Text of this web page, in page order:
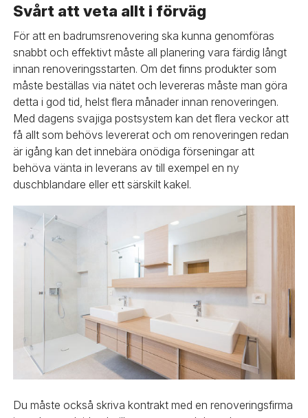
Svårt att veta allt i förväg
För att en badrumsrenovering ska kunna genomföras
snabbt och effektivt måste all planering vara färdig långt
innan renoveringsstarten. Om det finns produkter som
måste beställas via nätet och levereras måste man göra
detta i god tid, helst flera månader innan renoveringen.
Med dagens svajiga postsystem kan det flera veckor att
få allt som behövs levererat och om renoveringen redan
är igång kan det innebära onödiga förseningar att
behöva vänta in leverans av till exempel en ny
duschblandare eller ett särskilt kakel.
Du måste också skriva kontrakt med en renoveringsfirma